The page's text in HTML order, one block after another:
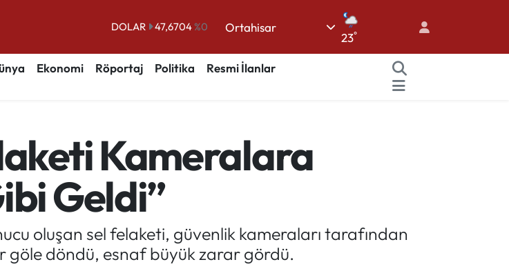
DOLAR 47,6704 %0
EURO
55,0406%-0.08
STERLİN
64,2143%0
BITCOIN
64.225,61%-0.63
Ortahisar
23°
Ekonomi Röportaj Politika
Resmi İlanlar
Kameralara
Geldi”
oluşan sel felaketi, güvenlik kameraları tarafından
göle döndü, esnaf büyük zarar gördü.